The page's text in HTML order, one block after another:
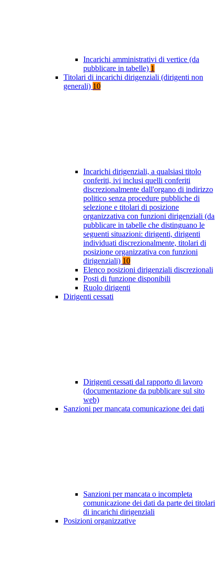
Incarichi amministrativi di vertice (da
pubblicare in tabelle) 1
Titolari di incarichi dirigenziali (dirigenti non
generali) 10
Incarichi dirigenziali, a qualsiasi titolo
conferiti, ivi inclusi quelli conferiti
discrezionalmente dall'organo di indirizzo
politico senza procedure pubbliche di
selezione e titolari di posizione
organizzativa con funzioni dirigenziali (da
pubblicare in tabelle che distinguano le
seguenti situazioni: dirigenti, dirigenti
individuati discrezionalmente, titolari di
posizione organizzativa con funzioni
dirigenziali) 10
Elenco posizioni dirigenziali discrezionali
Posti di funzione disponibili
Ruolo dirigenti
Dirigenti cessati
Dirigenti cessati dal rapporto di lavoro
(documentazione da pubblicare sul sito
web)
Sanzioni per mancata comunicazione dei dati
Sanzioni per mancata o incompleta
comunicazione dei dati da parte dei titolari
di incarichi dirigenziali
Posizioni organizzative